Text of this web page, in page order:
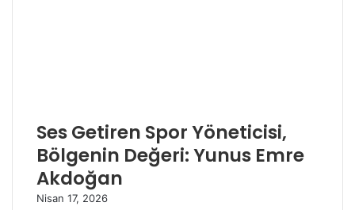
Ses Getiren Spor Yöneticisi,
Bölgenin Değeri: Yunus Emre
Akdoğan
Nisan 17, 2026